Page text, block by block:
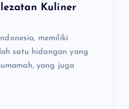
Kuliner
memiliki
satu hidangan yang
yang juga